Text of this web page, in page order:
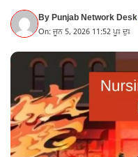
ByPunjab Network Desk
On: ਜੂਨ 5, 2026 11:52 ਪੂਃ ਦੁਃ